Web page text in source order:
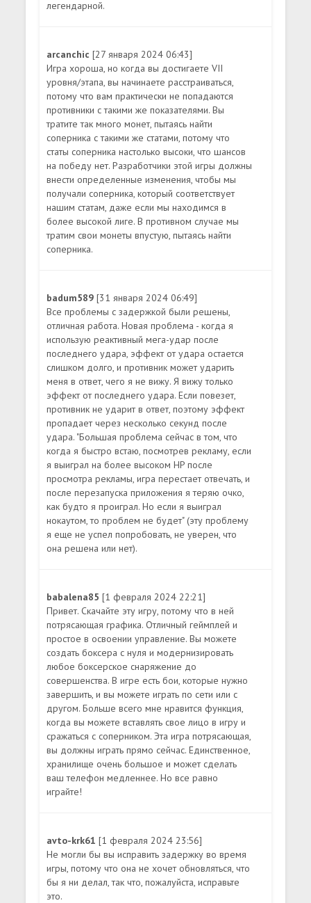
легендарной.
arcanchic[27 января 2024 06:43]
Игра хороша, но когда вы достигаете VII
уровня/этапа, вы начинаете расстраиваться,
потому что вам практически не попадаются
противники с такими же показателями. Вы
тратите так много монет, пытаясь найти
соперника с такими же статами, потому что
статы соперника настолько высоки, что шансов
на победу нет. Разработчики этой игры должны
внести определенные изменения, чтобы мы
получали соперника, который соответствует
нашим статам, даже если мы находимся в
более высокой лиге. В противном случае мы
тратим свои монеты впустую, пытаясь найти
соперника.
badum589[31 января 2024 06:49]
Все проблемы с задержкой были решены,
отличная работа. Новая проблема - когда я
использую реактивный мега-удар после
последнего удара, эффект от удара остается
слишком долго, и противник может ударить
меня в ответ, чего я не вижу. Я вижу только
эффект от последнего удара. Если повезет,
противник не ударит в ответ, поэтому эффект
пропадает через несколько секунд после
удара. "Большая проблема сейчас в том, что
когда я быстро встаю, посмотрев рекламу, если
я выиграл на более высоком HP после
просмотра рекламы, игра перестает отвечать, и
после перезапуска приложения я теряю очко,
как будто я проиграл. Но если я выиграл
нокаутом, то проблем не будет" (эту проблему
я еще не успел попробовать, не уверен, что
она решена или нет).
babalena85[1 февраля 2024 22:21]
Привет. Скачайте эту игру, потому что в ней
потрясающая графика. Отличный геймплей и
простое в освоении управление. Вы можете
создать боксера с нуля и модернизировать
любое боксерское снаряжение до
совершенства. В игре есть бои, которые нужно
завершить, и вы можете играть по сети или с
другом. Больше всего мне нравится функция,
когда вы можете вставлять свое лицо в игру и
сражаться с соперником. Эта игра потрясающая,
вы должны играть прямо сейчас. Единственное,
хранилище очень большое и может сделать
ваш телефон медленнее. Но все равно
играйте!
avto-krk61[1 февраля 2024 23:56]
Не могли бы вы исправить задержку во время
игры, потому что она не хочет обновляться, что
бы я ни делал, так что, пожалуйста, исправьте
это.